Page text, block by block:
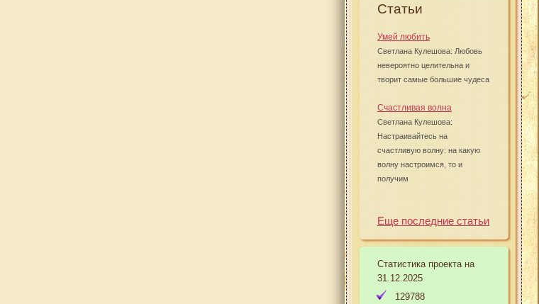
Статьи
Умей любить
Светлана Кулешова: Любовь
невероятно целительна и
творит самые большие чудеса
Счастливая волна
Светлана Кулешова:
Настраивайтесь на
счастливую волну: на какую
волну настроимся, то и
получим
Еще последние статьи
Статистика проекта на
31.12.2025
129788